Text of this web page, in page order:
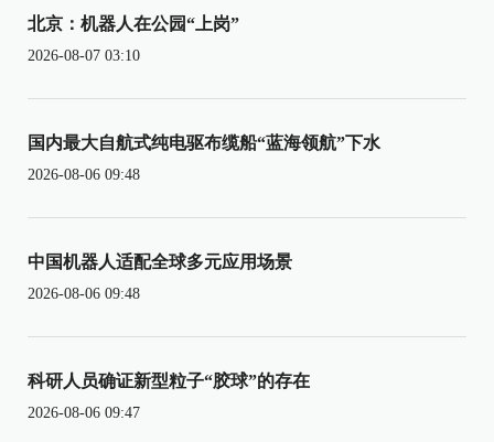
北京：机器人在公园“上岗”
2026-08-07 03:10
国内最大自航式纯电驱布缆船“蓝海领航”下水
2026-08-06 09:48
中国机器人适配全球多元应用场景
2026-08-06 09:48
科研人员确证新型粒子“胶球”的存在
2026-08-06 09:47